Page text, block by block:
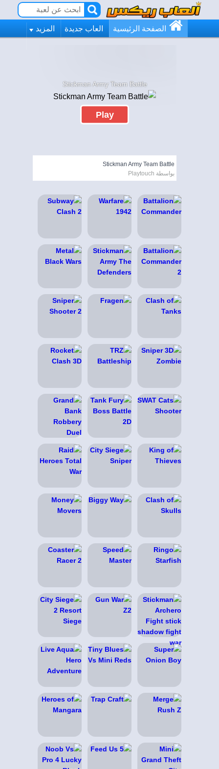
الصفحة الرئيسية العاب جديدة المزيد
Stickman Army Team Battle
Play
Stickman Army Team Battle
بواسطة Playtouch